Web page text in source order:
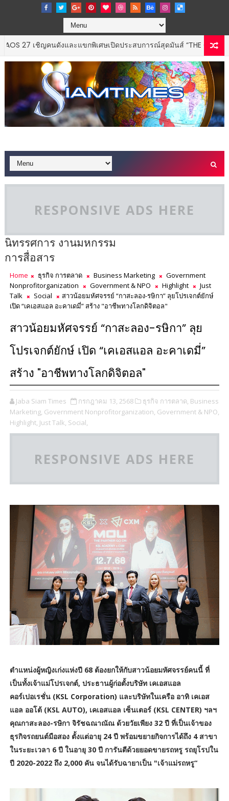
งและแขกพิเศษเปิดประสบการณ์สุดมันส์ “THE CODECHAOS
RESPONSIVE ADS HERE
นิทรรศการ งานมหกรรม
การสื่อสาร
Home ธุรกิจ การตลาด Business Marketing
Government
Nonprofitorganization
Government & NPO Highlight
Just
Talk
Social
สาวน้อยมหัศจรรย์ “กาสะลอง-รษิกา” ลุยโปรเจกต์ยักษ์
เปิด “เคเอสแอล อะคาเดมี่” สร้าง "อาชีพทางโลกดิจิตอล"
สาวน้อยมหัศจรรย์ “กาสะลอง-รษิกา” ลุย
โปรเจกต์ยักษ์ เปิด “เคเอสแอล อะคาเดมี่”
สร้าง "อาชีพทางโลกดิจิตอล"
Jaba Siam Times กรกฎาคม 13, 2568 ธุรกิจ การตลาด, Business
Marketing, Government Nonprofitorganization, Government & NPO,
Highlight, Just Talk, Social,
RESPONSIVE ADS HERE
ตำแหน่งผู้หญิงเก่งแห่งปี 68 ต้องยกให้กับสาวน้อยมหัศจรรย์คนนี้ ที่
เป็นทั้งเจ้าแม่โปรเจกต์, ประธานผู้ก่อตั้งบริษัท เคเอสแอล
คอร์เปอเรชั่น (KSL Corporation) และบริษัทในเครือ อาทิ เคเอส
แอล ออโต้ (KSL AUTO), เคเอสแอล เซ็นเตอร์ (KSL CENTER) ฯลฯ
คุณกาสะลอง-รษิกา จิรัชฉณาณัณ ด้วยวัยเพียง 32 ปี ที่เป็นเจ้าของ
ธุรกิจรถยนต์มือสอง ตั้งแต่อายุ 24 ปี พร้อมขยายกิจการได้ถึง 4 สาขา
ในระยะเวลา 6 ปี ในอายุ 30 ปี การันตีด้วยยอดขายรถหรู รถยุโรปใน
ปี 2020-2022 ถึง 2,000 คัน จนได้รับฉายาเป็น "เจ้าแม่รถหรู“